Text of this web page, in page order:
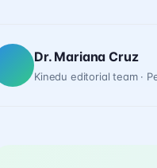
Dr. Mariana Cruz
Kinedu editorial team ·